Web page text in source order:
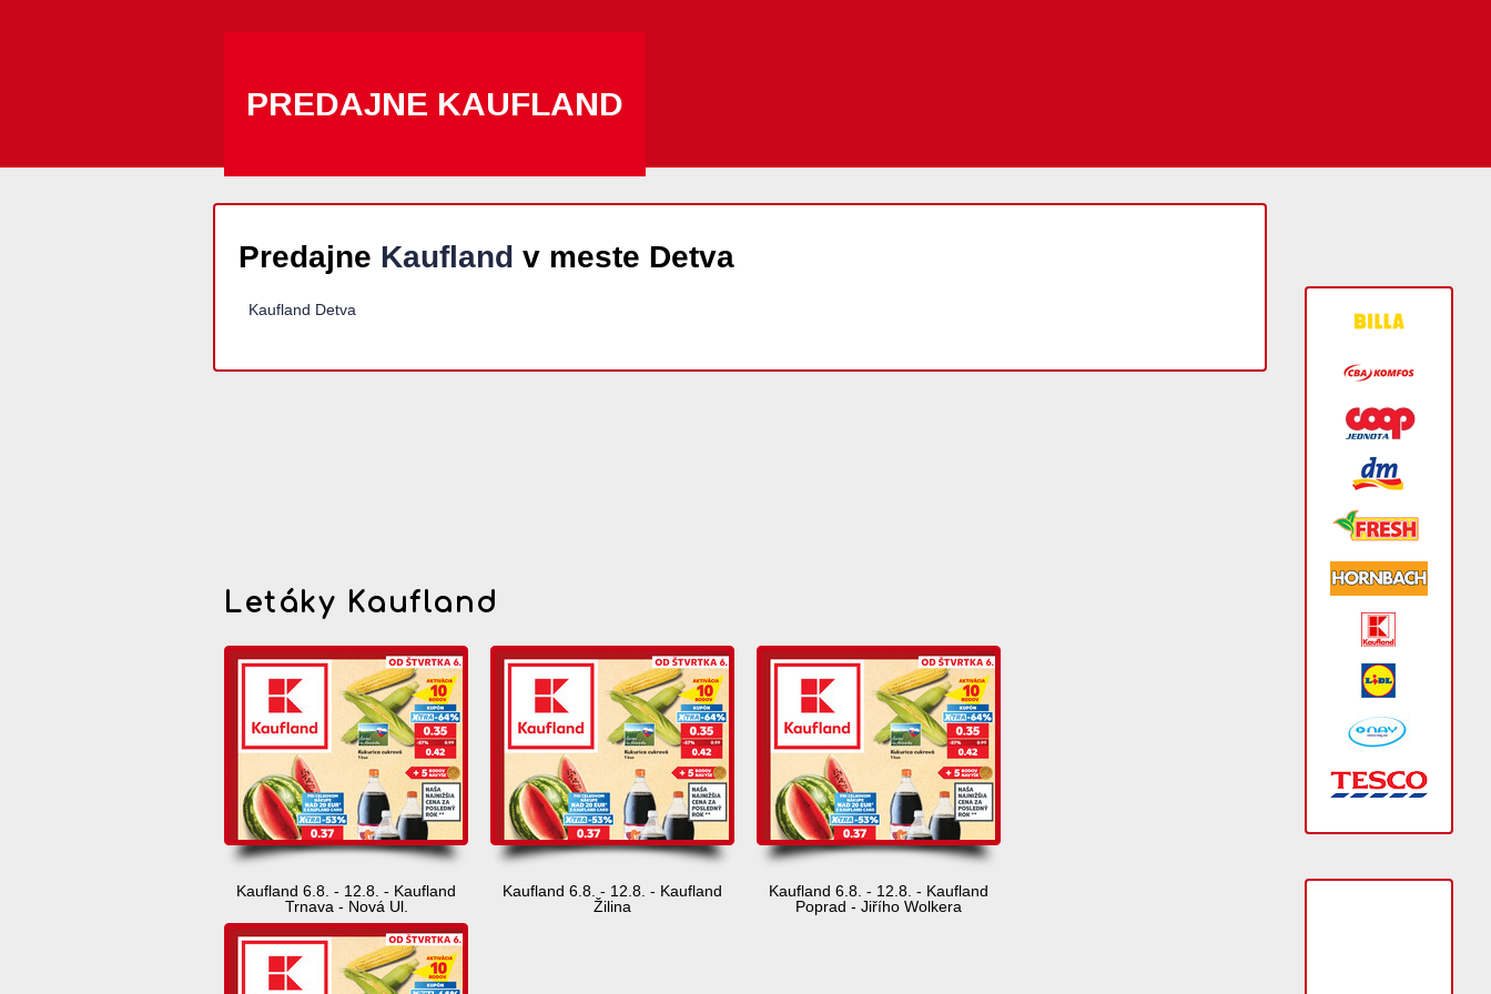
PREDAJNE KAUFLAND
Predajne Kaufland v meste Detva
Kaufland Detva
Letáky Kaufland
Kaufland 6.8. - 12.8. - Kaufland
Trnava - Nová Ul.
Kaufland 6.8. - 12.8. - Kaufland
Žilina
Kaufland 6.8. - 12.8. - Kaufland
Poprad - Jiřího Wolkera